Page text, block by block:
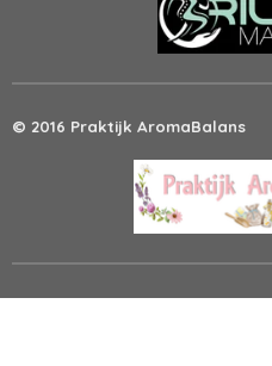
© 2016 Praktijk AromaBalans